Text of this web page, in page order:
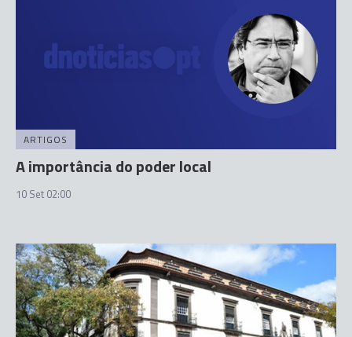
ARTIGOS
A importância do poder local
10 Set 02:00